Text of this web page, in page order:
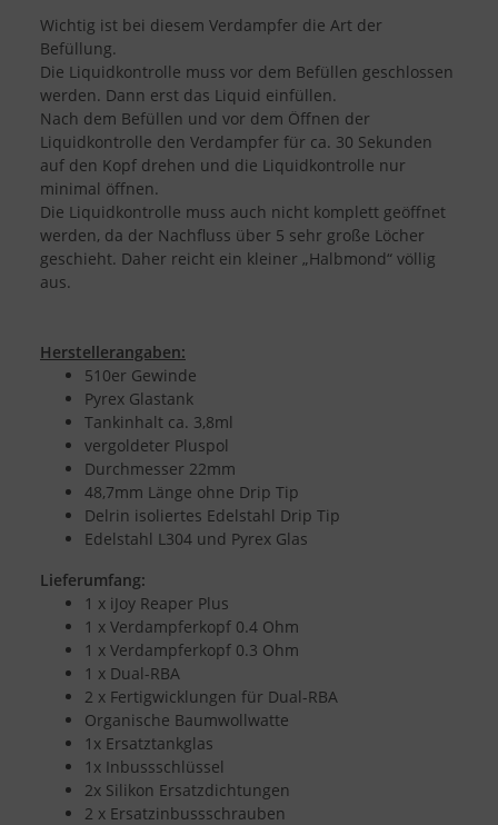
Wichtig ist bei diesem Verdampfer die Art der
Befüllung.
Die Liquidkontrolle muss vor dem Befüllen geschlossen
werden. Dann erst das Liquid einfüllen.
Nach dem Befüllen und vor dem Öffnen der
Liquidkontrolle den Verdampfer für ca. 30 Sekunden
auf den Kopf drehen und die Liquidkontrolle nur
minimal öffnen.
Die Liquidkontrolle muss auch nicht komplett geöffnet
werden, da der Nachfluss über 5 sehr große Löcher
geschieht. Daher reicht ein kleiner „Halbmond“ völlig
aus.
Herstellerangaben:
510er Gewinde
Pyrex Glastank
Tankinhalt ca. 3,8ml
vergoldeter Pluspol
Durchmesser 22mm
48,7mm Länge ohne Drip Tip
Delrin isoliertes Edelstahl Drip Tip
Edelstahl L304 und Pyrex Glas
Lieferumfang:
1 x iJoy Reaper Plus
1 x Verdampferkopf 0.4 Ohm
1 x Verdampferkopf 0.3 Ohm
1 x Dual-RBA
2 x Fertigwicklungen für Dual-RBA
Organische Baumwollwatte
1x Ersatztankglas
1x Inbussschlüssel
2x Silikon Ersatzdichtungen
2 x Ersatzinbussschrauben